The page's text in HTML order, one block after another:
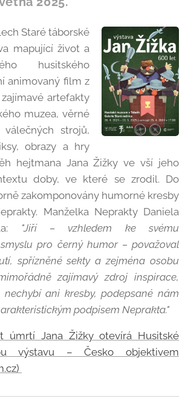
Staré táborské
mapující život a
husitského
animovaný film z
artefakty
muzea, věrné
strojů,
obrazy a hry
hejtmana Jana Žižky ve vší jeho
doby, ve které se zrodil. Do
zakomponovány humorné kresby
Manželka Neprakty Daniela
"Jiří – vzhledem ke svému
pro černý humor – považoval
spřízněné sekty a zejména osobu
zajímavý zdroj inspirace,
ani kresby, podepsané nám
podpisem Neprakta."
úmrtí Jana Žižky otevírá Husitské
výstavu – Česko objektivem